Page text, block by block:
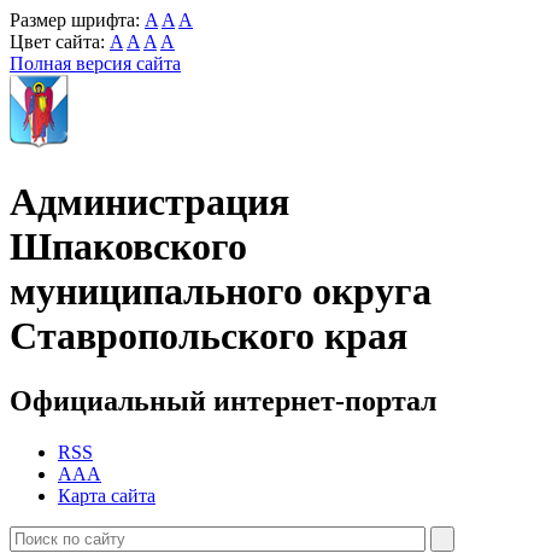
Размер шрифта: A A A
Цвет сайта: A A A A
Полная версия сайта
Администрация
Шпаковского
муниципального округа
Ставропольского края
Официальный интернет-портал
RSS
AAA
Карта сайта